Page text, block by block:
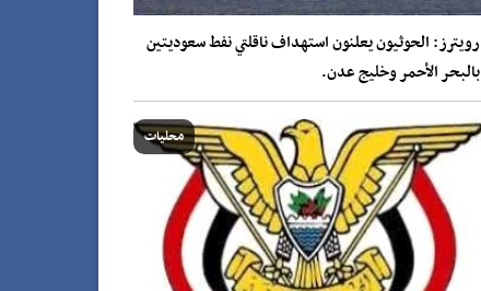
رويترز: الحوثيون يعلنون استهداف ناقلتي نفط سعوديتين
بالبحر الأحمر وخليج عدن.
محليات